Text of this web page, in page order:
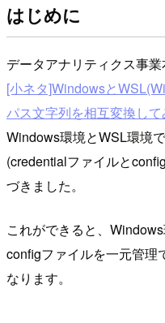
はじめに
データアナリティクス事業
[小ネタ]Windowsと
パス文字列を相互変換して
Windows環境とWSL環境
(credentialファイルと
づきました。
これができると、
configファイルを一元管理
なります。